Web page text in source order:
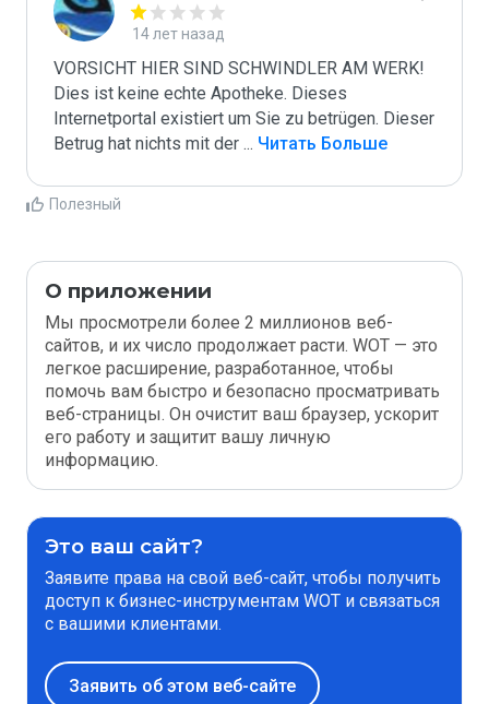
14 лет назад
VORSICHT HIER SIND SCHWINDLER AM WERK!
Dies ist keine echte Apotheke. Dieses
Internetportal existiert um Sie zu betrügen. Dieser
Betrug hat nichts mit der ... Читать Больше
Полезный
О приложении
Мы просмотрели более 2 миллионов веб-
сайтов, и их число продолжает расти. WOT — это
легкое расширение, разработанное, чтобы
помочь вам быстро и безопасно просматривать
веб-страницы. Он очистит ваш браузер, ускорит
его работу и защитит вашу личную
информацию.
Это ваш сайт?
Заявите права на свой веб-сайт, чтобы получить
доступ к бизнес-инструментам WOT и связаться
с вашими клиентами.
Заявить об этом веб-сайте